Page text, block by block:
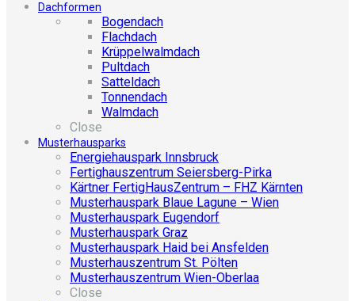
Dachformen
Bogendach
Flachdach
Krüppelwalmdach
Pultdach
Satteldach
Tonnendach
Walmdach
Close
Musterhausparks
Energiehauspark Innsbruck
Fertighauszentrum Seiersberg-Pirka
Kärtner FertigHausZentrum – FHZ Kärnten
Musterhauspark Blaue Lagune – Wien
Musterhauspark Eugendorf
Musterhauspark Graz
Musterhauspark Haid bei Ansfelden
Musterhauszentrum St. Pölten
Musterhauszentrum Wien-Oberlaa
Close